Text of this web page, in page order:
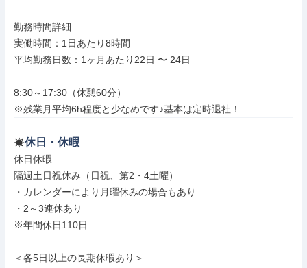
勤務時間詳細
実働時間：1日あたり8時間
平均勤務日数：1ヶ月あたり22日 〜 24日
8:30～17:30（休憩60分）
※残業月平均6h程度と少なめです♪基本は定時退社！
休日・休暇
休日休暇
隔週土日祝休み（日祝、第2・4土曜）
・カレンダーにより月曜休みの場合もあり
・2～3連休あり
※年間休日110日
＜各5日以上の長期休暇あり＞